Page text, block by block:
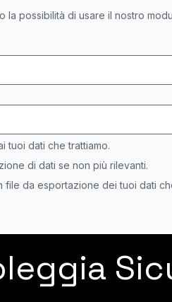
la possibilità di usare il nostro
tuoi dati che trattiamo.
di dati se non più rilevanti.
file da esportazione dei tuoi dati